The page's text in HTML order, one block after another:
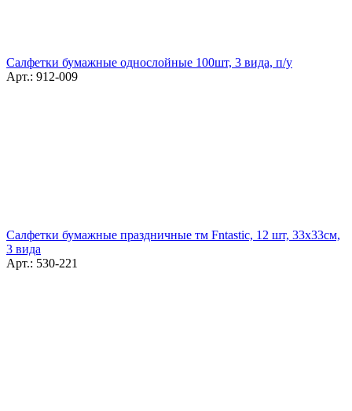
Салфетки бумажные однослойные 100шт, 3 вида, п/у
Арт.: 912-009
Салфетки бумажные праздничные тм Fntastic, 12 шт, 33х33см,
3 вида
Арт.: 530-221